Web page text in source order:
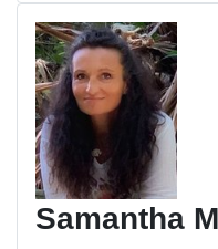
Samantha M